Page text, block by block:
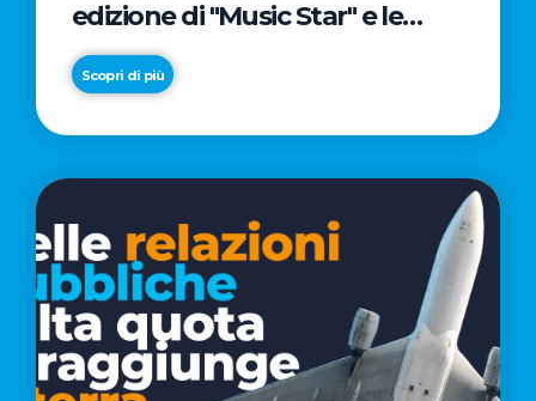
edizione di "Music Star" e le
prestigiose partnership con
Radio Italia e Live Nation
Scopri di più